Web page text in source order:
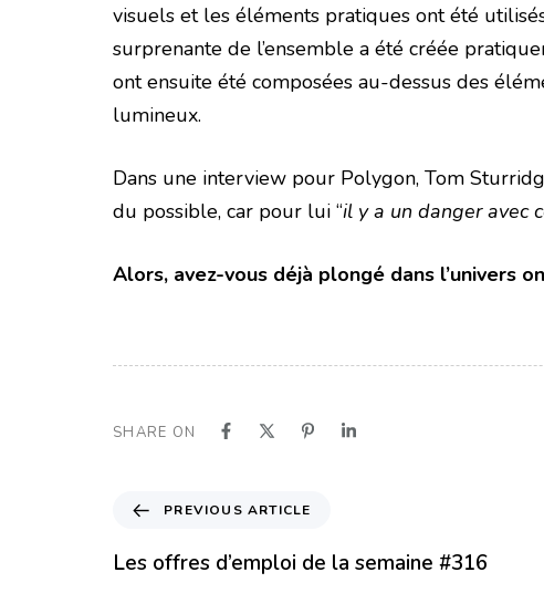
visuels et les éléments pratiques ont été
surprenante de l’ensemble a été créée
ont ensuite été composées au-dessus des
lumineux.
Dans une interview pour Polygon, Tom
du possible, car pour lui “il y a un danger avec
Alors, avez-vous déjà plongé dans l’univers
SHARE ON
PREVIOUS ARTICLE
Les offres d’emploi de la semaine #316